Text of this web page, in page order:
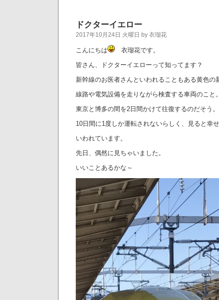
ドクターイエロー
2017年10月24日 火曜日 by 衣瑠花
こんにちは
衣瑠花です。
皆さん、ドクターイエローって知ってます？
新幹線のお医者さんといわれることもある黄色の
線路や電気設備を走りながら検査する車両のこと
東京と博多の間を2日間かけて往復するのだそう。
10日間に1度しか運転されないらしく、見ると幸
いわれています。
先日、偶然に見ちゃいました。
いいことあるかな～